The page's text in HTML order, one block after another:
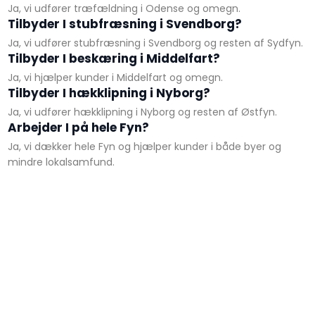
Ja, vi udfører træfældning i Odense og omegn.
Tilbyder I stubfræsning i Svendborg?
Ja, vi udfører stubfræsning i Svendborg og resten af Sydfyn.
Tilbyder I beskæring i Middelfart?
Ja, vi hjælper kunder i Middelfart og omegn.
Tilbyder I hækklipning i Nyborg?
Ja, vi udfører hækklipning i Nyborg og resten af Østfyn.
Arbejder I på hele Fyn?
Ja, vi dækker hele Fyn og hjælper kunder i både byer og
mindre lokalsamfund.